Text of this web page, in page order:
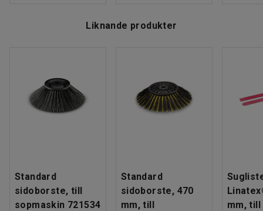
Liknande produkter
Standard
sidoborste, till
sopmaskin 721534
Standard
sidoborste, 470
mm, till
mm, till